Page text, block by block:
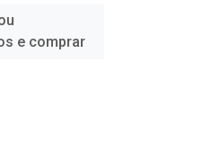
e comprar